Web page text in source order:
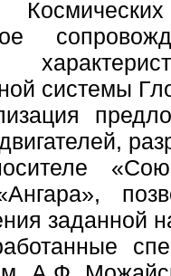
системы
заданной